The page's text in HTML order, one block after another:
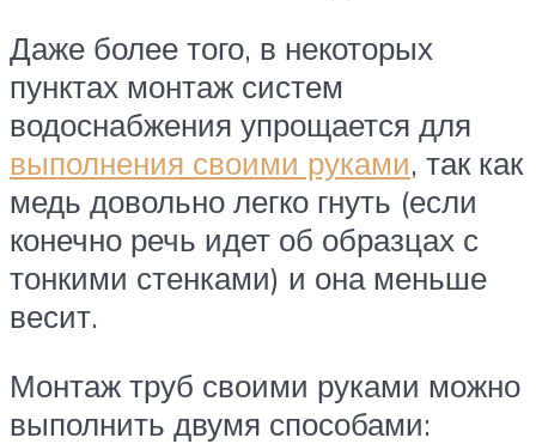
Даже более того, в некоторых
пунктах монтаж систем
водоснабжения упрощается для
выполнения своими руками, так как
медь довольно легко гнуть (если
конечно речь идет об образцах с
тонкими стенками) и она меньше
весит.
Монтаж труб своими руками можно
выполнить двумя способами: